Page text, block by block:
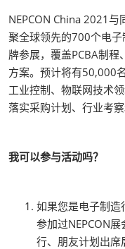
NEPCON China 2021与
聚全球领先的700个电
牌参展，覆盖PCBA制
方案。预计将有50,000
工业控制、物联网技术
落实采购计划、行业考察
我可以参与活动吗？
如果您是电子制
参加过NEPCON
行、朋友计划出席